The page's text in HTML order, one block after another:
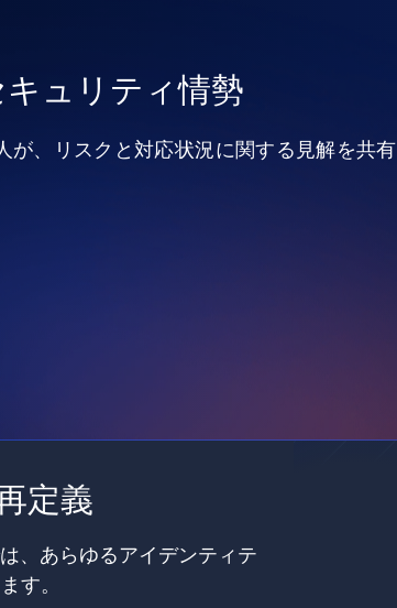
ュリティ情勢
、リスクと対応状況に関する見解を共有
定義
、あらゆるアイデンティテ
す。